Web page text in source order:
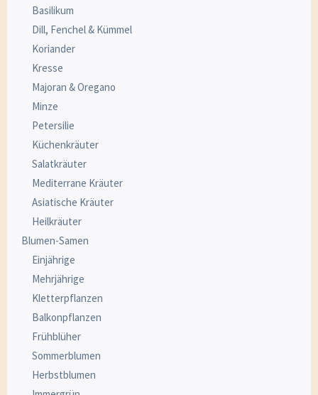
Basilikum
Dill, Fenchel & Kümmel
Koriander
Kresse
Majoran & Oregano
Minze
Petersilie
Küchenkräuter
Salatkräuter
Mediterrane Kräuter
Asiatische Kräuter
Heilkräuter
Blumen-Samen
Einjährige
Mehrjährige
Kletterpflanzen
Balkonpflanzen
Frühblüher
Sommerblumen
Herbstblumen